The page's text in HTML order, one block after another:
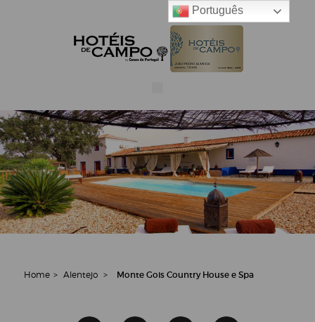
Home > Alentejo > Monte Gois Country House e Spa
Português